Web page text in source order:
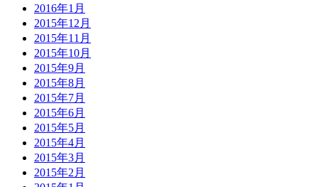
2016年1月
2015年12月
2015年11月
2015年10月
2015年9月
2015年8月
2015年7月
2015年6月
2015年5月
2015年4月
2015年3月
2015年2月